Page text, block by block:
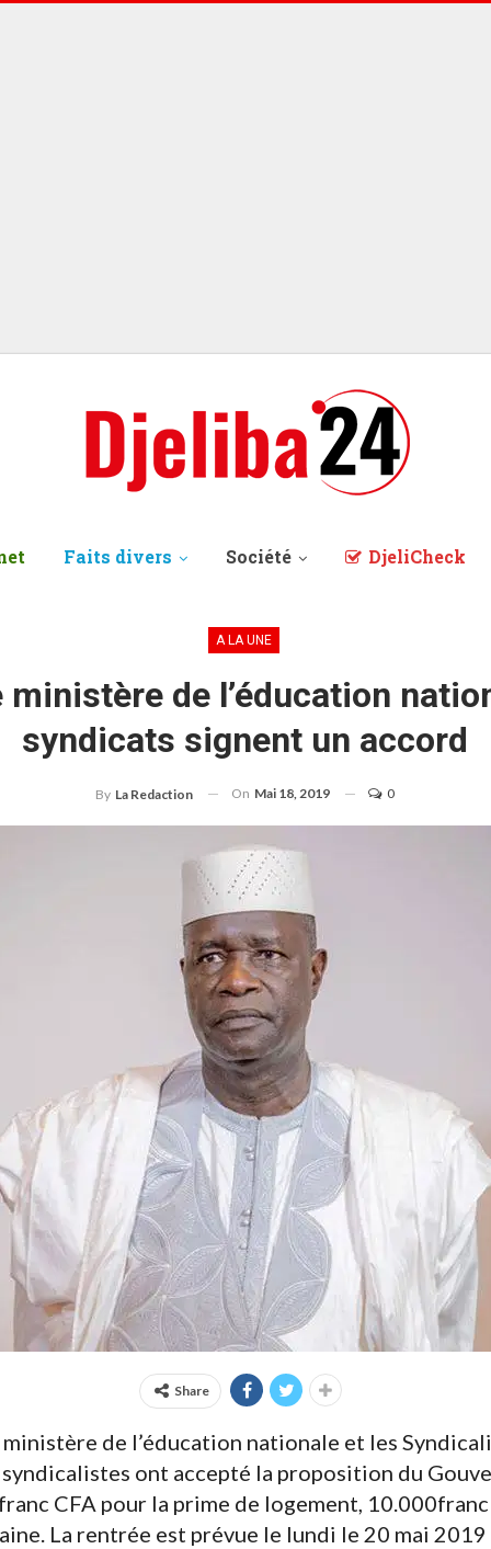
Faits divers Société DjeliCheck
A LA UNE
ministère de l’éducation
syndicats signent un accord
By La Redaction On Mai 18, 2019 0
Share
de l’éducation nationale et les
ont accepté la proposition du
CFA pour la prime de logement,
La rentrée est prévue le lundi le 20 mai 2019